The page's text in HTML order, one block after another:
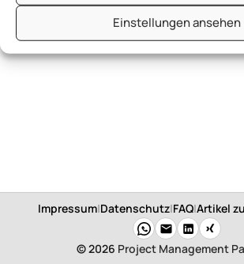
Einstellungen ansehen
Impressum|Datenschutz|FAQ|Artikel
© 2026 Project Management